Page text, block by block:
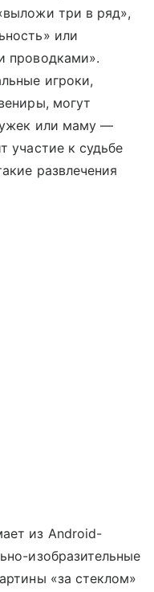
три в ряд»,
или
проводками».
игроки,
могут
или маму —
участие к судьбе
развлечения
из Android-
изобразительные
«за стеклом»